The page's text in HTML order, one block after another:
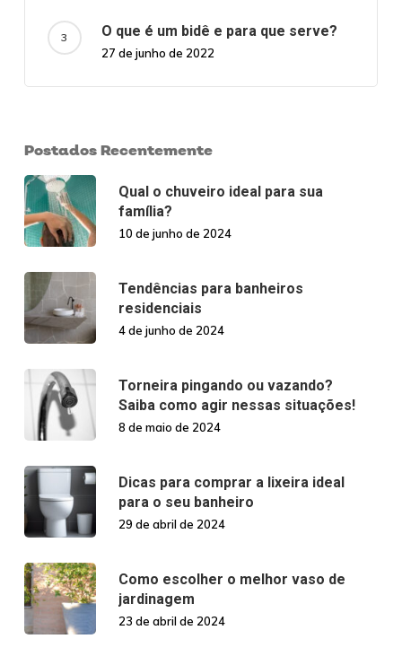
O que é um bidê e para que serve?
27 de junho de 2022
Postados Recentemente
Qual o chuveiro ideal para sua
família?
10 de junho de 2024
Tendências para banheiros
residenciais
4 de junho de 2024
Torneira pingando ou vazando?
Saiba como agir nessas situações!
8 de maio de 2024
Dicas para comprar a lixeira ideal
para o seu banheiro
29 de abril de 2024
Como escolher o melhor vaso de
jardinagem
23 de abril de 2024